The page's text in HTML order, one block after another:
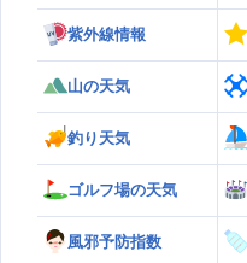
紫外線情報
山の天気
釣り天気
ゴルフ場の天気
風邪予防指数